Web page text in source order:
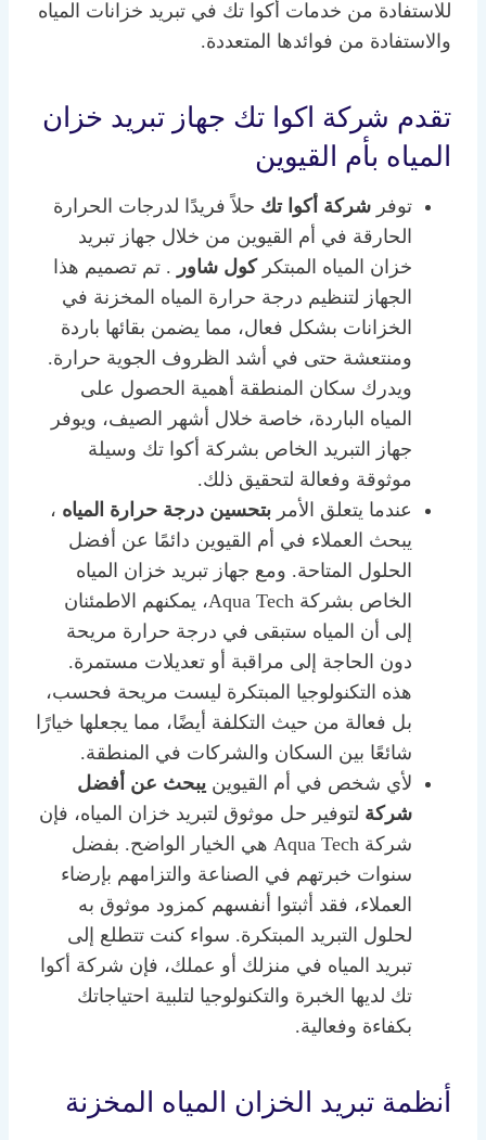
للاستفادة من خدمات أكوا تك في تبريد خزانات المياه
والاستفادة من فوائدها المتعددة.
تقدم شركة اكوا تك جهاز تبريد خزان
المياه بأم القيوين
توفر شركة أكوا تك حلاً فريدًا لدرجات الحرارة
الحارقة في أم القيوين من خلال جهاز تبريد
خزان المياه المبتكركول شاور . تم تصميم هذا
الجهاز لتنظيم درجة حرارة المياه المخزنة في
الخزانات بشكل فعال، مما يضمن بقائها باردة
ومنتعشة حتى في أشد الظروف الجوية حرارة.
ويدرك سكان المنطقة أهمية الحصول على
المياه الباردة، خاصة خلال أشهر الصيف، ويوفر
جهاز التبريد الخاص بشركة أكوا تك وسيلة
موثوقة وفعالة لتحقيق ذلك.
عندما يتعلق الأمر بتحسين درجة حرارة المياه ،
يبحث العملاء في أم القيوين دائمًا عن أفضل
الحلول المتاحة. ومع جهاز تبريد خزان المياه
الخاص بشركة Aqua Tech، يمكنهم الاطمئنان
إلى أن المياه ستبقى في درجة حرارة مريحة
دون الحاجة إلى مراقبة أو تعديلات مستمرة.
هذه التكنولوجيا المبتكرة ليست مريحة فحسب،
بل فعالة من حيث التكلفة أيضًا، مما يجعلها خيارًا
شائعًا بين السكان والشركات في المنطقة.
لأي شخص في أم القيوين يبحث عن أفضل
شركة لتوفير حل موثوق لتبريد خزان المياه، فإن
شركة Aqua Tech هي الخيار الواضح. بفضل
سنوات خبرتهم في الصناعة والتزامهم بإرضاء
العملاء، فقد أثبتوا أنفسهم كمزود موثوق به
لحلول التبريد المبتكرة. سواء كنت تتطلع إلى
تبريد المياه في منزلك أو عملك، فإن شركة أكوا
تك لديها الخبرة والتكنولوجيا لتلبية احتياجاتك
بكفاءة وفعالية.
أنظمة تبريد الخزان المياه المخزنة